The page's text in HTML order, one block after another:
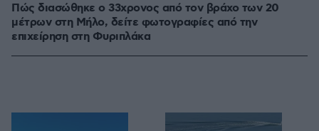
Πώς διασώθηκε ο 33χρονος από τον βράχο των 20
μέτρων στη Μήλο, δείτε φωτογραφίες από την
επιχείρηση στη Φυριπλάκα